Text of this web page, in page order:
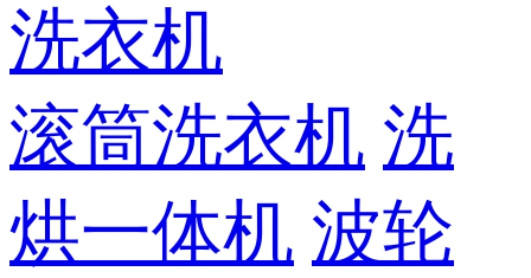
洗衣机
滚筒洗衣机 洗
烘一体机 波轮